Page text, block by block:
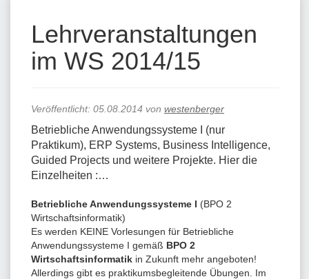
Lehrveranstaltungen
im WS 2014/15
Veröffentlicht: 05.08.2014 von westenberger
Betriebliche Anwendungssysteme I (nur
Praktikum), ERP Systems, Business Intelligence,
Guided Projects und weitere Projekte. Hier die
Einzelheiten :…
Betriebliche Anwendungssysteme I (BPO 2
Wirtschaftsinformatik)
Es werden KEINE Vorlesungen für Betriebliche
Anwendungssysteme I gemäß BPO 2
Wirtschaftsinformatik in Zukunft mehr angeboten!
Allerdings gibt es praktikumsbegleitende Übungen. Im